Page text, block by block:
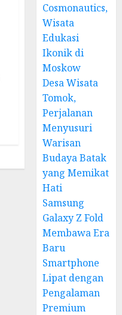
Cosmonautics,
Wisata
Edukasi
Ikonik di
Moskow
Desa Wisata
Tomok,
Perjalanan
Menyusuri
Warisan
Budaya Batak
yang Memikat
Hati
Samsung
Galaxy Z Fold
Membawa Era
Baru
Smartphone
Lipat dengan
Pengalaman
Premium